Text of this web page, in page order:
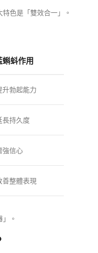
色是「雙效合一」。
蝌蚪作用
升勃起能力
長持久度
強信心
善整體表現
。